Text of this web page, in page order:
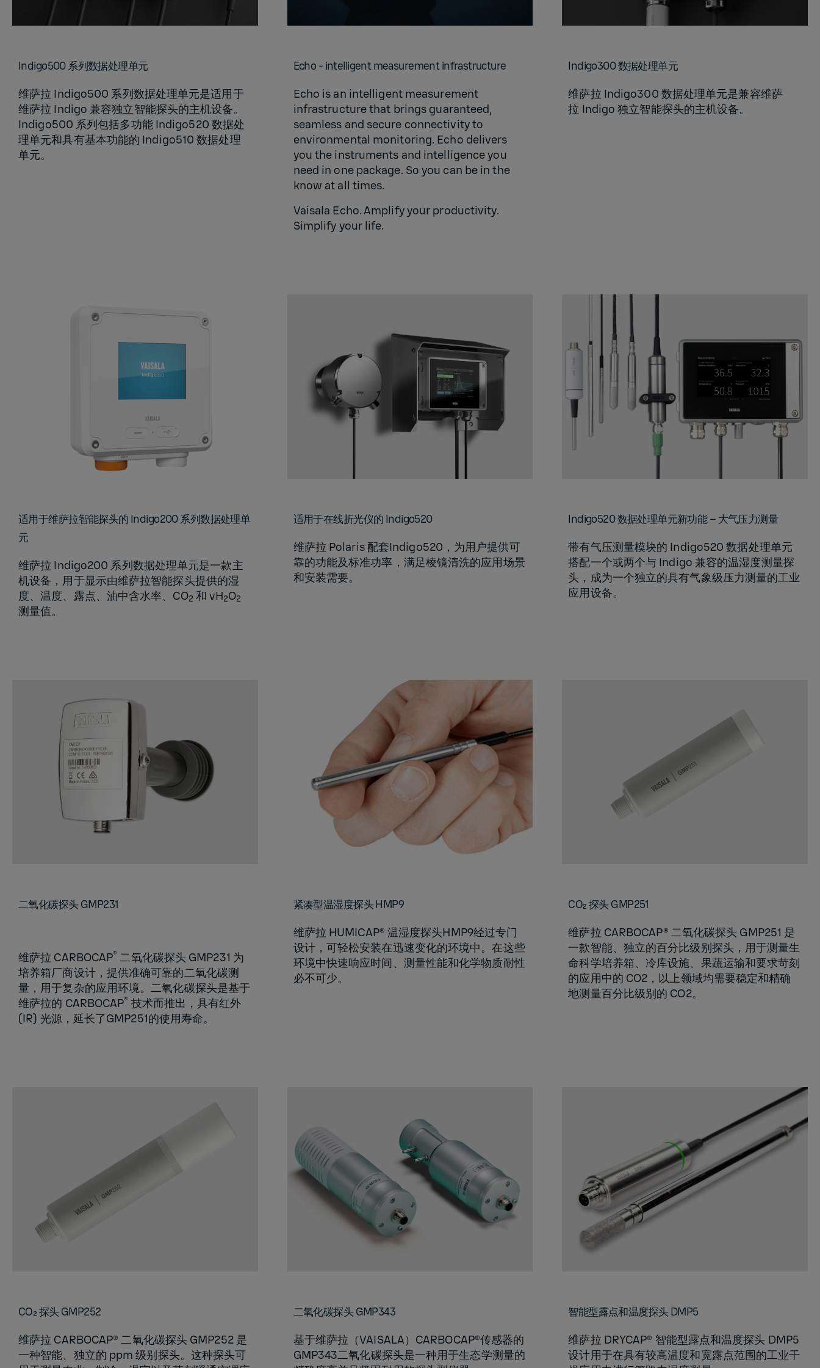
Indigo500 系列数据处理单元
维萨拉 Indigo500 系列数据处理单元是适用于
维萨拉 Indigo 兼容独立智能探头的主机设备。
Indigo500 系列包括多功能 Indigo520 数据处
理单元和具有基本功能的 Indigo510 数据处理
单元。
Echo - intelligent measurement infrastructure
Echo is an intelligent measurement
infrastructure that brings guaranteed,
seamless and secure connectivity to
environmental monitoring. Echo delivers
you the instruments and intelligence you
need in one package. So you can be in the
know at all times.
Vaisala Echo. Amplify your productivity.
Simplify your life.
Indigo300 数据处理单元
维萨拉 Indigo300 数据处理单元是兼容维萨
拉 Indigo 独立智能探头的主机设备。
适用于维萨拉智能探头的 Indigo200 系列数据处理单
元
维萨拉 Indigo200 系列数据处理单元是一款主
机设备，用于显示由维萨拉智能探头提供的湿
度、温度、露点、油中含水率、CO2 和 vH2O2
测量值。
适用于在线折光仪的 Indigo520
维萨拉 Polaris 配套Indigo520，为用户提供可
靠的功能及标准功率，满足棱镜清洗的应用场景
和安装需要。
Indigo520 数据处理单元新功能 – 大气压力测量
带有气压测量模块的 Indigo520 数据处理单元
搭配一个或两个与 Indigo 兼容的温湿度测量探
头，成为一个独立的具有气象级压力测量的工业
应用设备。
二氧化碳探头 GMP231
维萨拉 CARBOCAP® 二氧化碳探头 GMP231 为
培养箱厂商设计，提供准确可靠的二氧化碳测
量，用于复杂的应用环境。二氧化碳探头是基于
维萨拉的 CARBOCAP® 技术而推出，具有红外
(IR) 光源，延长了GMP251的使用寿命。
紧凑型温湿度探头 HMP9
维萨拉 HUMICAP® 温湿度探头HMP9经过专门
设计，可轻松安装在迅速变化的环境中。在这些
环境中快速响应时间、测量性能和化学物质耐性
必不可少。
CO₂ 探头 GMP251
维萨拉 CARBOCAP® 二氧化碳探头 GMP251 是
一款智能、独立的百分比级别探头，用于测量生
命科学培养箱、冷库设施、果蔬运输和要求苛刻
的应用中的 CO2，以上领域均需要稳定和精确
地测量百分比级别的 CO2。
CO₂ 探头 GMP252
维萨拉 CARBOCAP® 二氧化碳探头 GMP252 是
一种智能、独立的 ppm 级别探头。这种探头可
二氧化碳探头 GMP343
基于维萨拉（VAISALA）CARBOCAP®传感器的
GMP343二氧化碳探头是一种用于生态学测量的
智能型露点和温度探头 DMP5
维萨拉 DRYCAP® 智能型露点和温度探头 DMP5
设计用于在具有较高温度和宽露点范围的工业干